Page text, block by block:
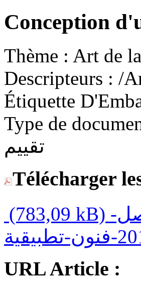
Conception
Thème :
Descripteurs : /
Étiquette
Type de
تقييم
Télécharger
(783,09 kB)
URL Article :